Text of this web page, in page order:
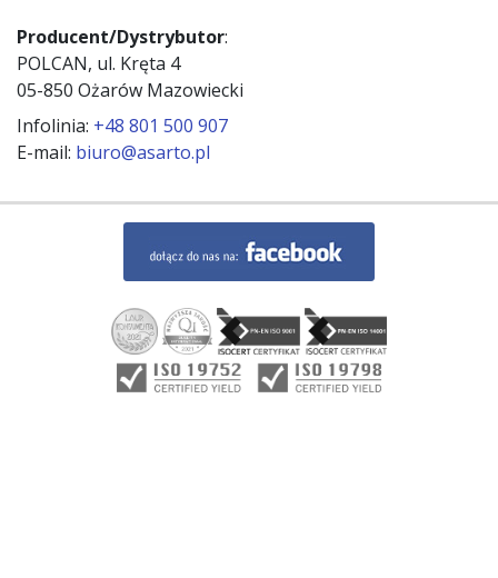
Producent/Dystrybutor:
POLCAN, ul. Kręta 4
05-850 Ożarów Mazowiecki
Infolinia: +48 801 500 907
E-mail: biuro@asarto.pl